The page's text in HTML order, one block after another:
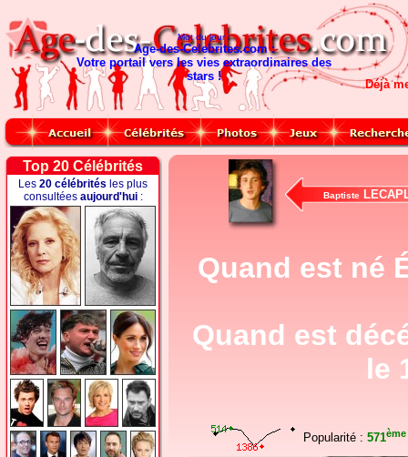
Mot du jour :
Age-des-Celebrites.com :
Votre portail vers les vies extraordinaires des
stars !
Déjà
Top 20 Célébrités
Les 20 célébrités les plus
consultées aujourd'hui: Baptiste
Quand est né
Quand est
le
Popularité : 571ème